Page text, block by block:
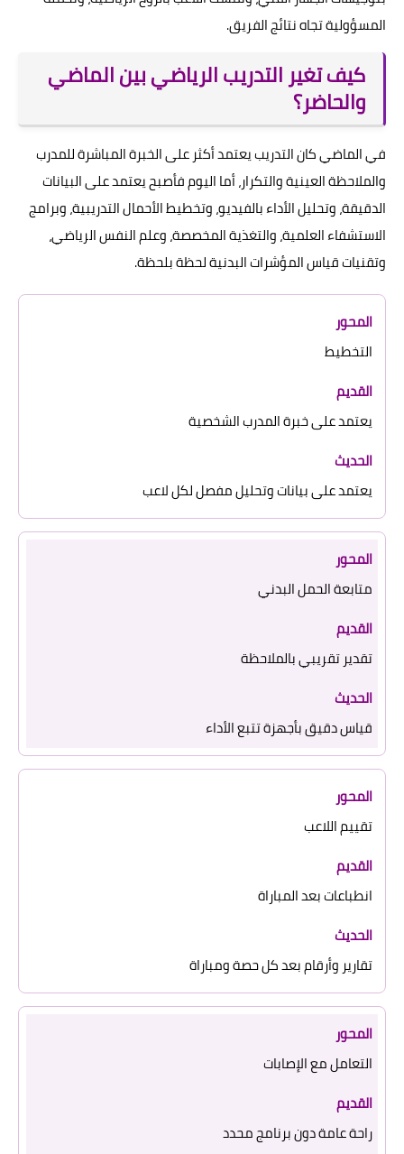
المسؤولية تجاه نتائج الفريق.
كيف تغير التدريب الرياضي بين الماضي
والحاضر؟
في الماضي كان التدريب يعتمد أكثر على الخبرة المباشرة للمدرب
والملاحظة العينية والتكرار، أما اليوم فأصبح يعتمد على البيانات
الدقيقة، وتحليل الأداء بالفيديو، وتخطيط الأحمال التدريبية، وبرامج
الاستشفاء العلمية، والتغذية المخصصة، وعلم النفس الرياضي،
وتقنيات قياس المؤشرات البدنية لحظة بلحظة.
التخطيط
يعتمد على خبرة المدرب الشخصية
يعتمد على بيانات وتحليل مفصل لكل لاعب
متابعة الحمل البدني
تقدير تقريبي بالملاحظة
قياس دقيق بأجهزة تتبع الأداء
تقييم اللاعب
انطباعات بعد المباراة
تقارير وأرقام بعد كل حصة ومباراة
التعامل مع الإصابات
راحة عامة دون برنامج محدد